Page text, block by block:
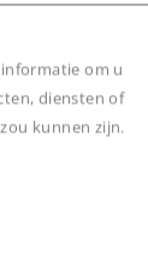
om u
diensten of
kunnen zijn.